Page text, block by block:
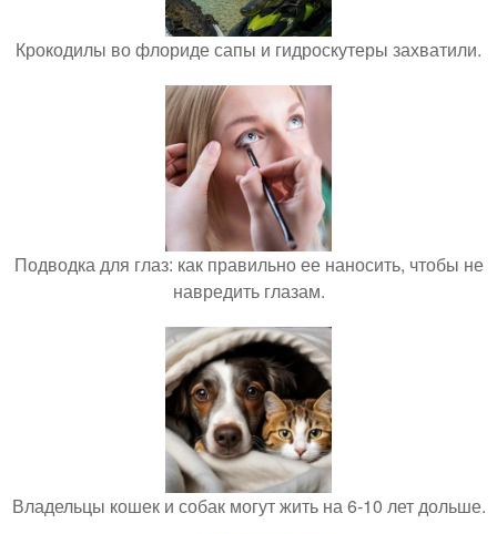
Крокодилы во флориде сапы и гидроскутеры захватили.
Подводка для глаз: как правильно ее наносить, чтобы не
навредить глазам.
Владельцы кошек и собак могут жить на 6-10 лет дольше.